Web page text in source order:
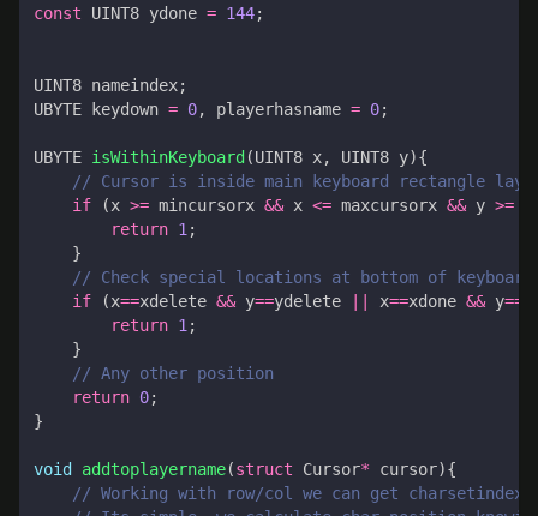
const
UINT8 ydone = 144;
UINT8 nameindex;
UBYTE
keydown = 0, playerhasname = 0;
UBYTE isWithinKeyboard (UINT8 x, UINT8 y){
if (x >= mincursorx && x <= maxcursorx && y >=
return 1 ;
}
if (x==xdelete && y==ydelete x==xdone && y==
return 1 ;
}
return 0;
}
void addtoplayername(struct Cursor* cursor){